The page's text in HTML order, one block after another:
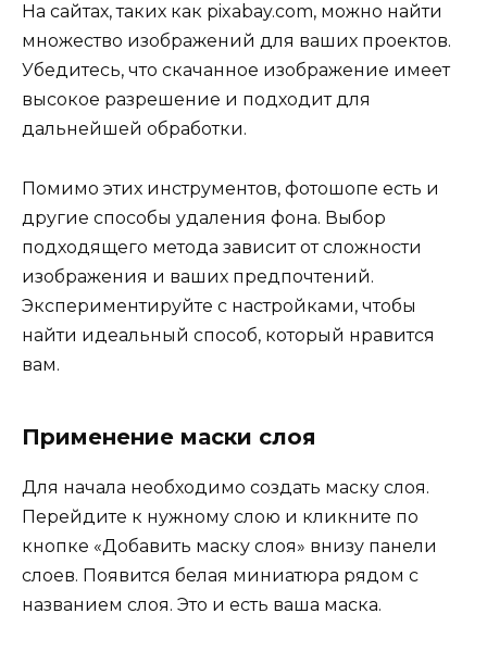
На сайтах, таких как pixabay.com, можно найти
множество изображений для ваших проектов.
Убедитесь, что скачанное изображение имеет
высокое разрешение и подходит для
дальнейшей обработки.
Помимо этих инструментов, фотошопе есть и
другие способы удаления фона. Выбор
подходящего метода зависит от сложности
изображения и ваших предпочтений.
Экспериментируйте с настройками, чтобы
найти идеальный способ, который нравится
вам.
Применение маски слоя
Для начала необходимо создать маску слоя.
Перейдите к нужному слою и кликните по
кнопке «Добавить маску слоя» внизу панели
слоев. Появится белая миниатюра рядом с
названием слоя. Это и есть ваша маска.